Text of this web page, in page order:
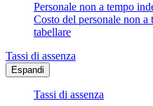
Personale non a tempo
Costo del personale non
tabellare
Tassi di assenza
Espandi
Tassi di assenza